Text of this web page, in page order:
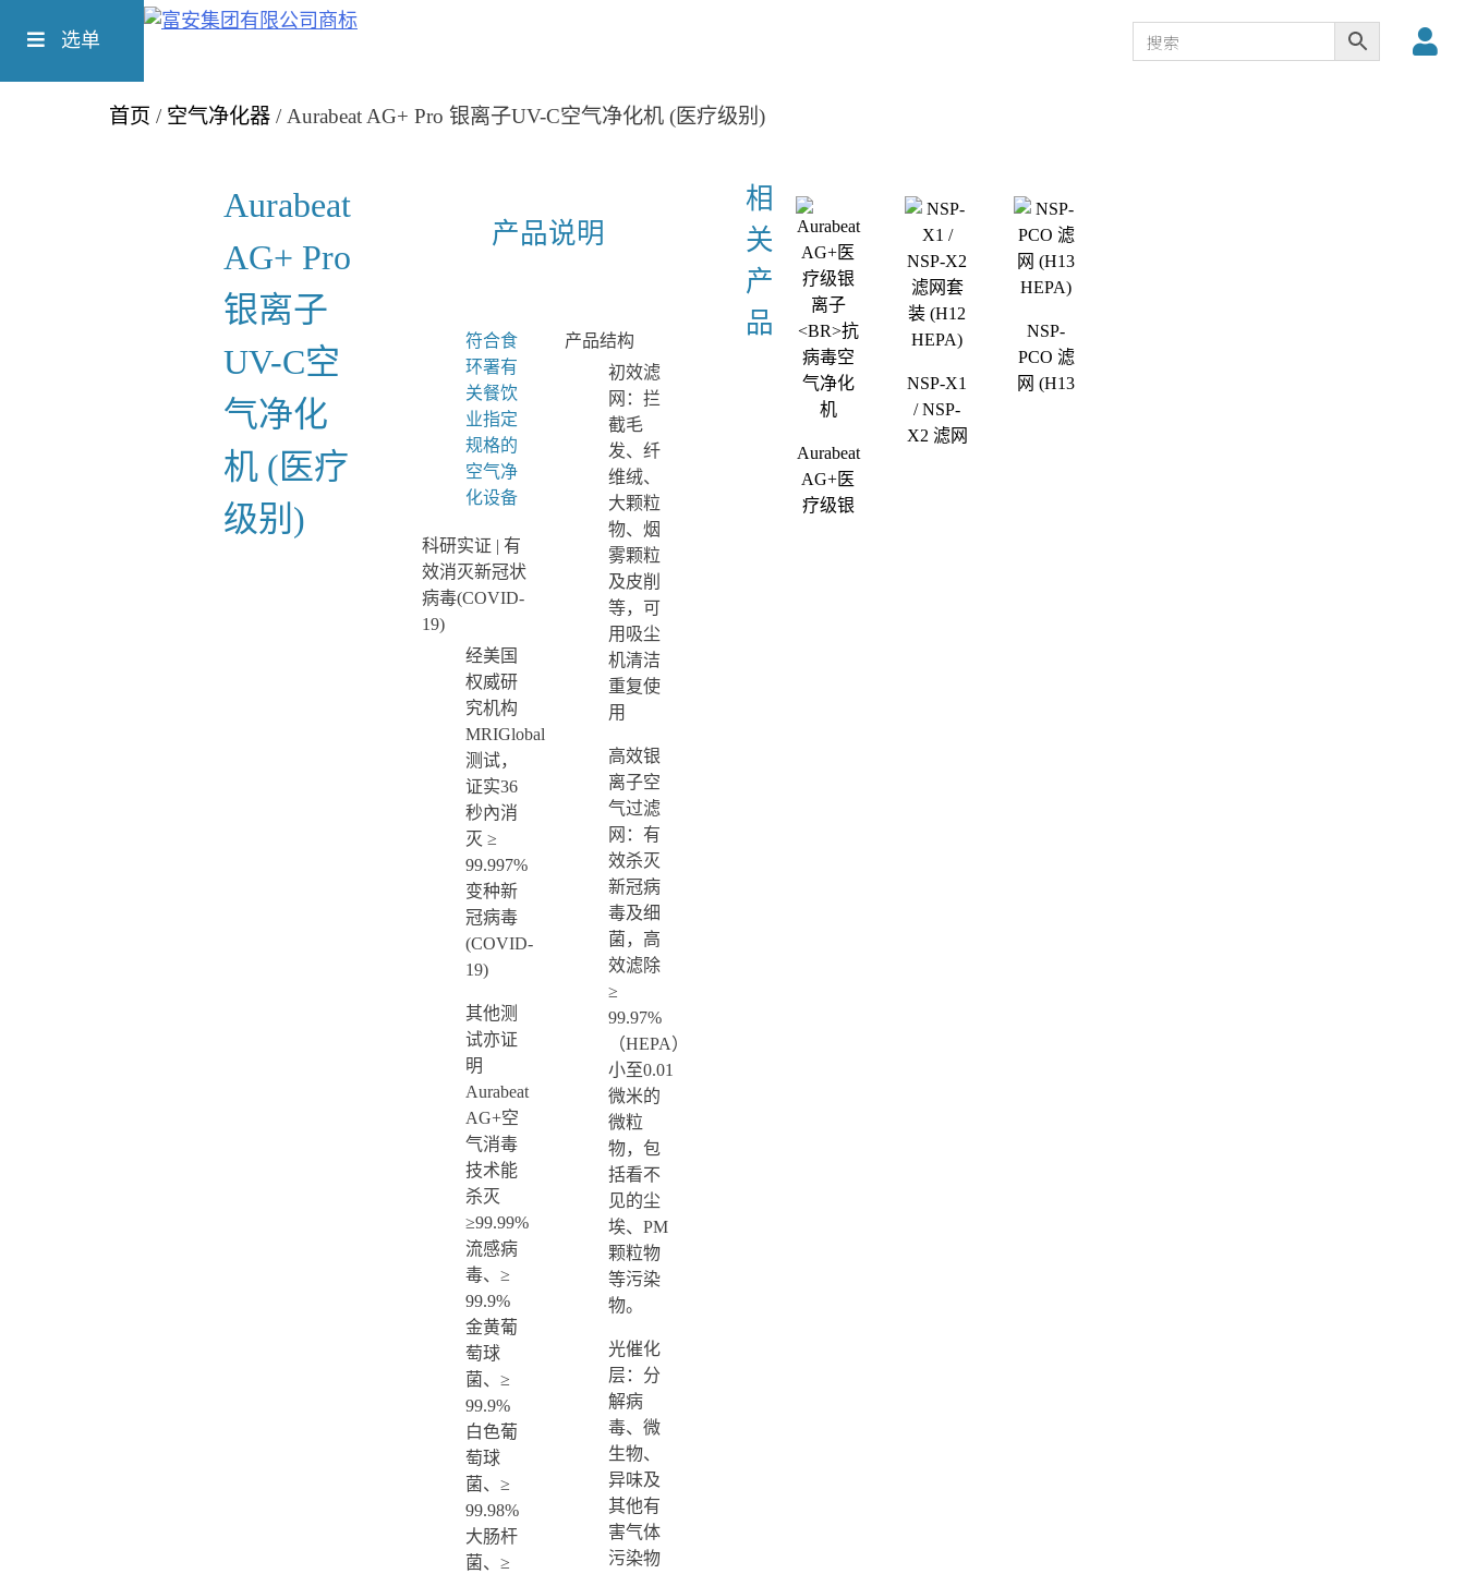
选单
首页 / 空气净化器 / Aurabeat AG+ Pro 银离子UV-C空气净化机 (医疗级别)
Aurabeat
AG+ Pro
银离子
UV-C空
气净化
机 (医疗
级别)
产品说明
符合食
环署有
关餐饮
业指定
规格的
空气净
化设备
科研实证 | 有
效消灭新冠状
病毒(COVID-
19)
经美国
权威研
究机构
MRIGlobal
测试，
证实36
秒內消
灭 ≥
99.997%
变种新
冠病毒
(COVID-
19)
其他测
试亦证
明
Aurabeat
AG+空
气消毒
技术能
杀灭
≥99.99%
流感病
毒、≥
99.9%
金黄葡
萄球
菌、≥
99.9%
白色葡
萄球
菌、≥
99.98%
大肠杆
菌、≥
产品结构
初效滤
网：拦
截毛
发、纤
维绒、
大颗粒
物、烟
雾颗粒
及皮削
等，可
用吸尘
机清洁
重复使
用
高效银
离子空
气过滤
网：有
效杀灭
新冠病
毒及细
菌，高
效滤除
≥
99.97%
（HEPA）
小至0.01
微米的
微粒
物，包
括看不
见的尘
埃、PM
颗粒物
等污染
物。
光催化
层：分
解病
毒、微
生物、
异味及
其他有
害气体
污染物
Aurabeat
AG+医
疗级银
NSP-X1
/ NSP-
X2 滤网
NSP-
PCO 滤
网 (H13